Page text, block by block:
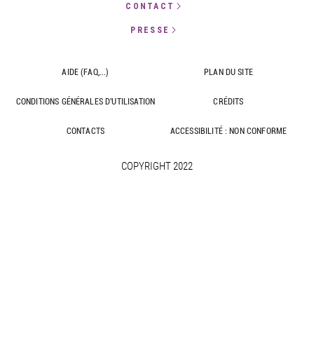
CONTACT
PRESSE
AIDE (FAQ,...) PLAN DU SITE
CONDITIONS GÉNÉRALES D'UTILISATION CRÉDITS
CONTACTS ACCESSIBILITÉ : NON CONFORME
COPYRIGHT 2022